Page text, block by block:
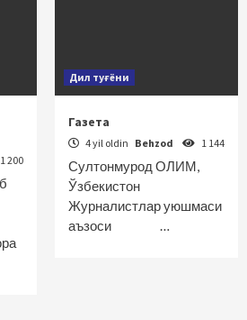
1 200
Дил туғёни
Газета
4 yil oldin Behzod 1 144
Султонмурод ОЛИМ,
Ўзбекистон
Журналистлар уюшмаси
аъзоси …